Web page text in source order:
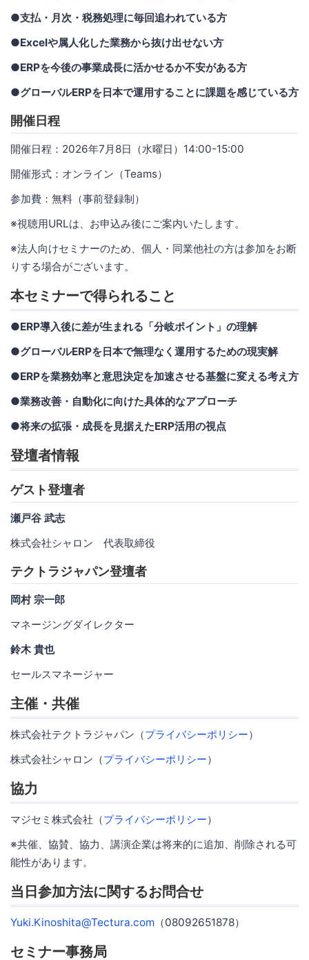
●支払・月次・税務処理に毎回追われている方
●Excelや属人化した業務から抜け出せない方
●ERPを今後の事業成長に活かせるか不安がある方
●グローバルERPを日本で運用することに課題を感じている方
開催日程
開催日程：2026年7月8日（水曜日）14:00-15:00
開催形式：オンライン（Teams）
参加費：無料（事前登録制）
※視聴用URLは、お申込み後にご案内いたします。
※法人向けセミナーのため、個人・同業他社の方は参加をお断
りする場合がございます。
本セミナーで得られること
●ERP導入後に差が生まれる「分岐ポイント」の理解
●グローバルERPを日本で無理なく運用するための現実解
●ERPを業務効率と意思決定を加速させる基盤に変える考え方
●業務改善・自動化に向けた具体的なアプローチ
●将来の拡張・成長を見据えたERP活用の視点
登壇者情報
ゲスト登壇者
瀬戸谷 武志
株式会社シャロン 代表取締役
テクトラジャパン登壇者
岡村 宗一郎
マネージングダイレクター
鈴木 貴也
セールスマネージャー
主催・共催
株式会社テクトラジャパン（プライバシーポリシー）
株式会社シャロン（プライバシーポリシー）
協力
マジセミ株式会社（プライバシーポリシー）
※共催、協賛、協力、講演企業は将来的に追加、削除される可
能性があります。
当日参加方法に関するお問合せ
Yuki.Kinoshita@Tectura.com （08092651878）
セミナー事務局